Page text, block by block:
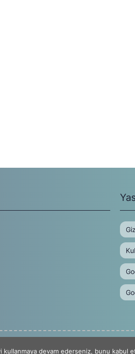
devam ederseniz, bunu kabul